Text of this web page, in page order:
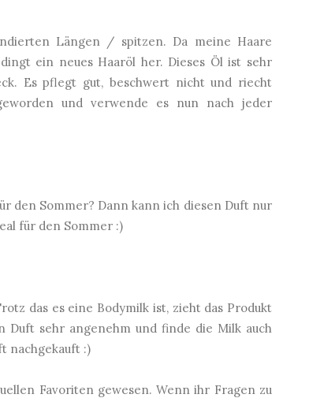
Längen / spitzen. Da meine Haare
ein neues Haaröl her. Dieses Öl ist sehr
Es pflegt gut, beschwert nicht und riecht
und verwende es nun nach jeder
den Sommer? Dann kann ich diesen Duft nur
für den Sommer :)
das es eine Bodymilk ist, zieht das Produkt
Duft sehr angenehm und finde die Milk auch
nachgekauft :)
Favoriten gewesen. Wenn ihr Fragen zu